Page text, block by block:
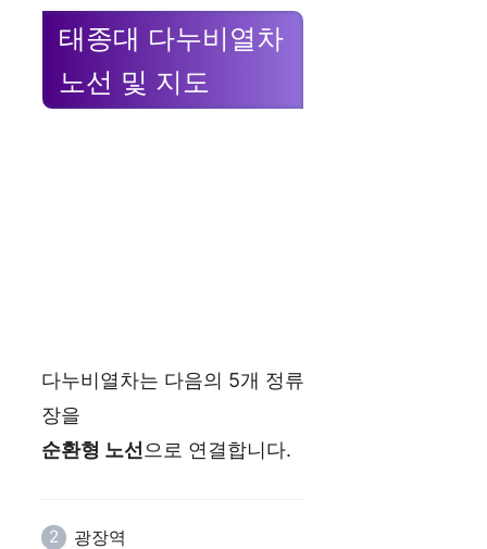
태종대 다누비열차
노선 및 지도
다누비열차는 다음의 5개 정류
장을
순환형 노선 으로 연결합니다.
광장역